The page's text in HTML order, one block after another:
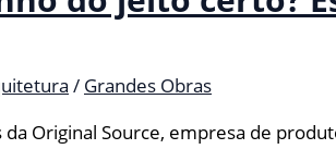
/ Grandes Obras
da Original Source, empresa de